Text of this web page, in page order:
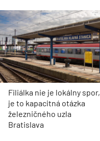
Filiálka nie je lokálny spor,
je to kapacitná otázka
železničného uzla
Bratislava